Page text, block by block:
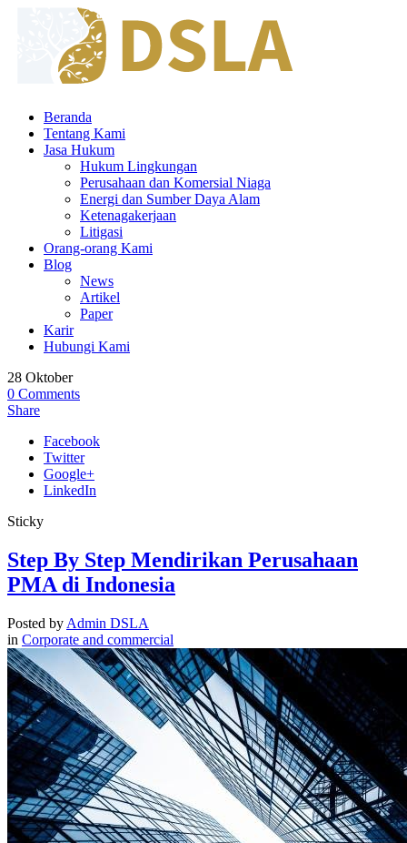
Beranda
Tentang Kami
Jasa Hukum
Hukum Lingkungan
Perusahaan dan Komersial Niaga
Energi dan Sumber Daya Alam
Ketenagakerjaan
Litigasi
Orang-orang Kami
Blog
News
Artikel
Paper
Karir
Hubungi Kami
28 Oktober
0 Comments
Share
Facebook
Twitter
Google+
LinkedIn
Sticky
Step By Step Mendirikan Perusahaan
PMA di Indonesia
Posted by Admin DSLA
in Corporate and commercial